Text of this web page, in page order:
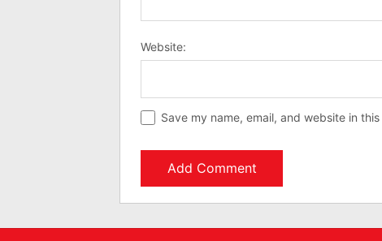
Website:
Save my name, email, and website in